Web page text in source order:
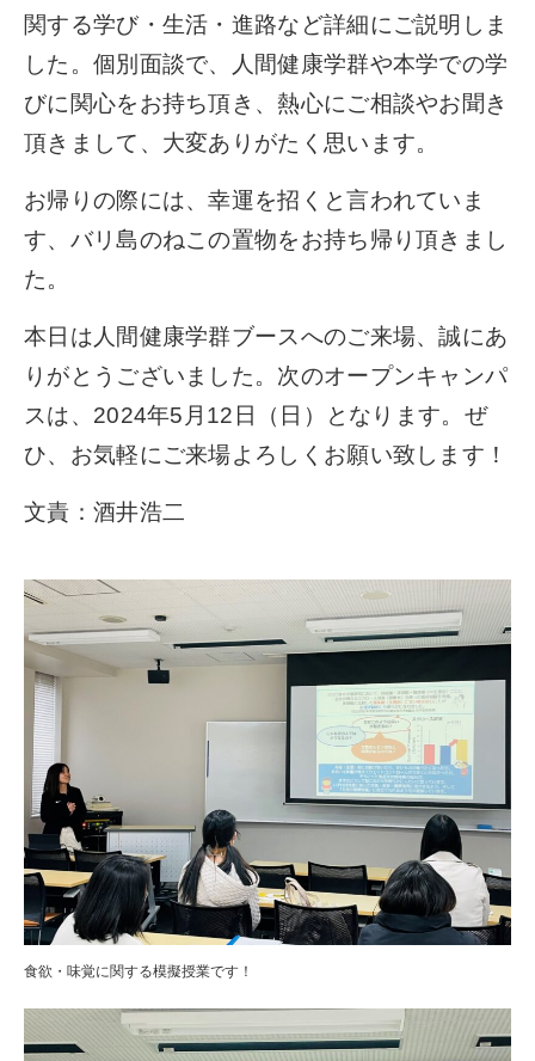
関する学び・生活・進路など詳細にご説明しま
した。個別面談で、人間健康学群や本学での学
びに関心をお持ち頂き、熱心にご相談やお聞き
頂きまして、大変ありがたく思います。
お帰りの際には、幸運を招くと言われていま
す、バリ島のねこの置物をお持ち帰り頂きまし
た。
本日は人間健康学群ブースへのご来場、誠にあ
りがとうございました。次のオープンキャンパ
スは、2024年5月12日（日）となります。ぜ
ひ、お気軽にご来場よろしくお願い致します！
文責：酒井浩二
食欲・味覚に関する模擬授業です！